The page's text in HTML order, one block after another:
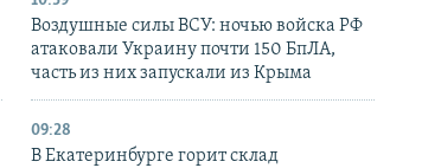
Воздушные силы ВСУ: ночью войска РФ
атаковали Украину почти 150 БпЛА,
часть из них запускали из Крыма
09:28
В Екатеринбурге горит склад